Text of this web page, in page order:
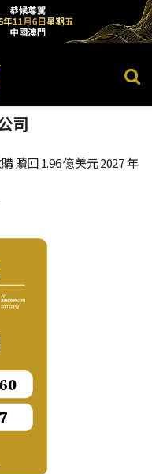
司
贖回 1.96 億美元 2027 年